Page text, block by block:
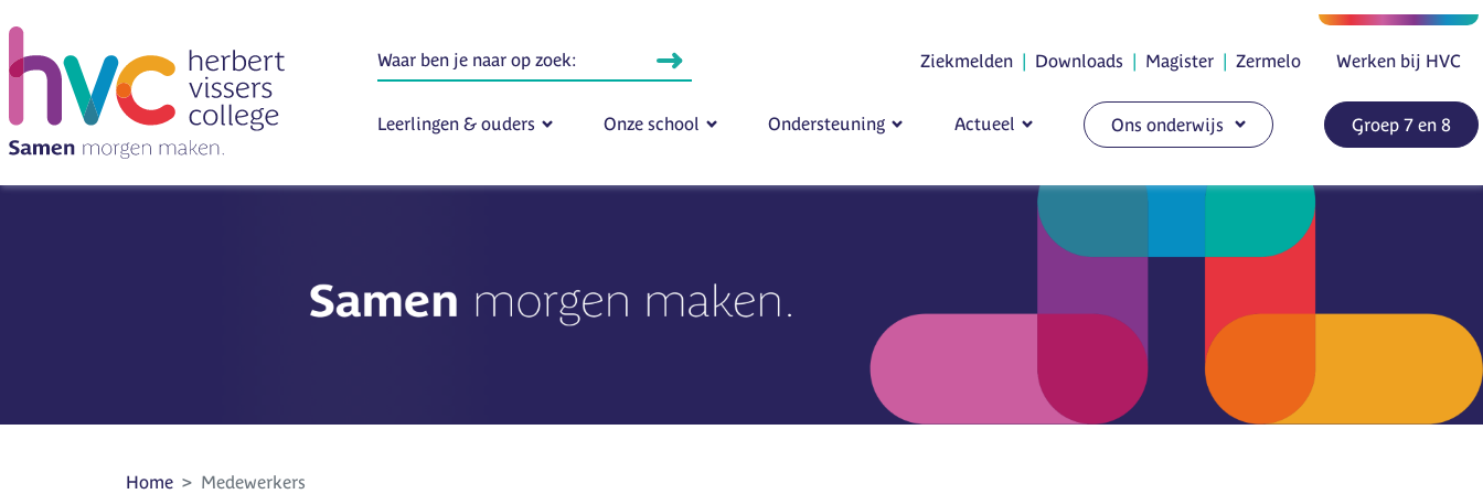
Ziekmelden | Downloads | Magister | Zermelo Werken bij HVC
Leerlingen & ouders Onze school Ondersteuning Actueel Ons onderwijs Groep 7 en 8
Home Medewerkers